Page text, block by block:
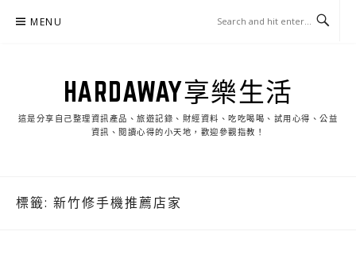
MENU
HARDAWAY享樂生活
這是分享自己整理資訊產品、旅遊記錄、財經資料、吃吃喝喝、試用心得、公益
資訊、閱讀心得的小天地，歡迎參觀指教！
標籤: 新竹修手機推薦店家